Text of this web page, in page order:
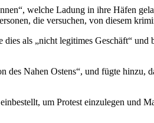
welche Ladung in ihre Häfen
die versuchen, von diesem
als „nicht legitimes Geschäft“
des Nahen Ostens“, und fügte hinzu,
um Protest einzulegen und